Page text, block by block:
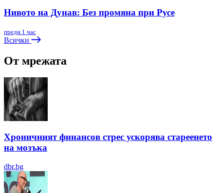
Нивото на Дунав: Без промяна при Русе
преди 1 час
Всички
От мрежата
Хроничният финансов стрес ускорява стареенето
на мозъка
dbr.bg